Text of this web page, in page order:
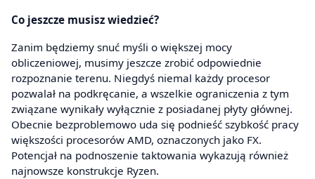
Co jeszcze musisz wiedzieć?
Zanim będziemy snuć myśli o większej mocy
obliczeniowej, musimy jeszcze zrobić odpowiednie
rozpoznanie terenu. Niegdyś niemal każdy procesor
pozwalał na podkręcanie, a wszelkie ograniczenia z tym
związane wynikały wyłącznie z posiadanej płyty głównej.
Obecnie bezproblemowo uda się podnieść szybkość pracy
większości procesorów AMD, oznaczonych jako FX.
Potencjał na podnoszenie taktowania wykazują również
najnowsze konstrukcje Ryzen.